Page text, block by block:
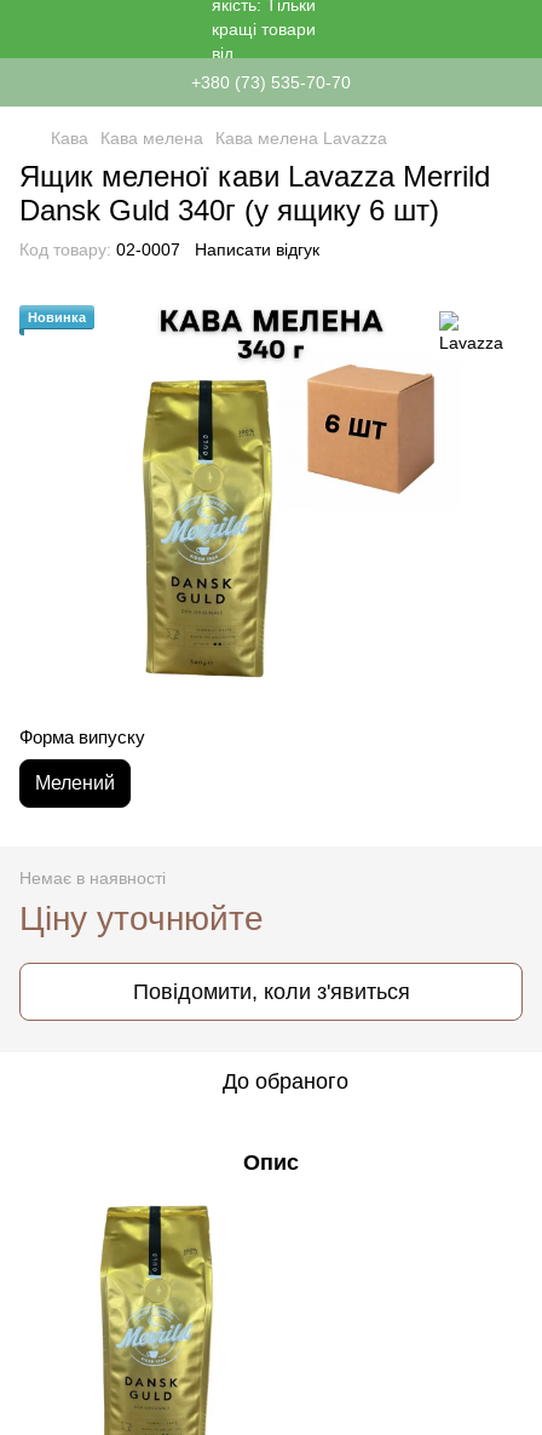
+380 (73) 535-70-70
Кава Кава мелена Кава мелена Lavazza
Ящик меленої кави Lavazza Merrild
Dansk Guld 340г (у ящику 6 шт)
Код товару: 02-0007 Написати відгук
Новинка
Форма випуску
Мелений
Немає в наявності
Ціну уточнюйте
Повідомити, коли з'явиться
До обраного
Опис